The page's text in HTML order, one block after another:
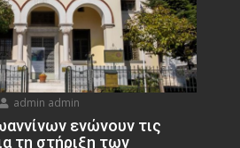
admin admin
ενώνουν τις
τη στήριξη των